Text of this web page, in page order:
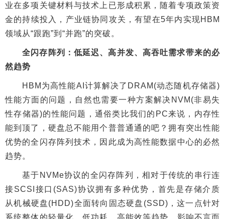
业在多项关键材料与技术上已形成积累，随着专项政策资
金的持续投入，产业链协同攻关，有望在5年内实现HBM
领域从“跟跑”到“并跑”的突破。
全闪存阵列：低延迟、高并发、高吞吐需求带来的必
然趋势
HBM为高性能AI计算解决了DRAM(动态随机存储器)
性能方面的问题，自然也需要一种方案解决NVM(非易失
性存储器)的性能问题，通俗类比我们的PC来说，内存性
能到顶了，硬盘总不能用个普普通通的吧？拥有突出性能
优势的全闪存阵列技术，因此成为高性能数据中心的必然
趋势。
基于NVMe协议的全闪存阵列，相对于传统的串行连
接SCSI接口(SAS)协议拥有多种优势，首先是存储介质
从机械硬盘(HDD)全面转向固态硬盘(SSD)，这一点针对
系统整体的轻量化、低功耗、高能效等趋势，影响不言而